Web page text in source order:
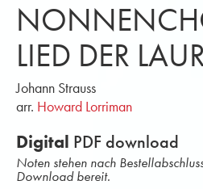
LIED DER
Johann Strauss
arr. Howard Lorriman
Digital PDF download
Noten stehen nach
Download bereit.